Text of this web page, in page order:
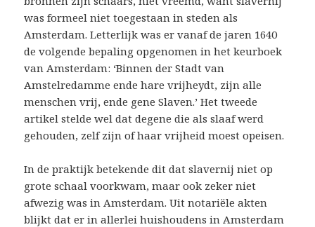
was formeel niet toegestaan in steden als
Amsterdam. Letterlijk was er vanaf de jaren 1640
de volgende bepaling opgenomen in het keurboek
van Amsterdam: ‘Binnen der Stadt van
Amstelredamme ende hare vrijheydt, zijn alle
menschen vrij, ende gene Slaven.’ Het tweede
artikel stelde wel dat degene die als slaaf werd
gehouden, zelf zijn of haar vrijheid moest opeisen.
In de praktijk betekende dit dat slavernij niet op
grote schaal voorkwam, maar ook zeker niet
afwezig was in Amsterdam. Uit notariële akten
blijkt dat er in allerlei huishoudens in Amsterdam